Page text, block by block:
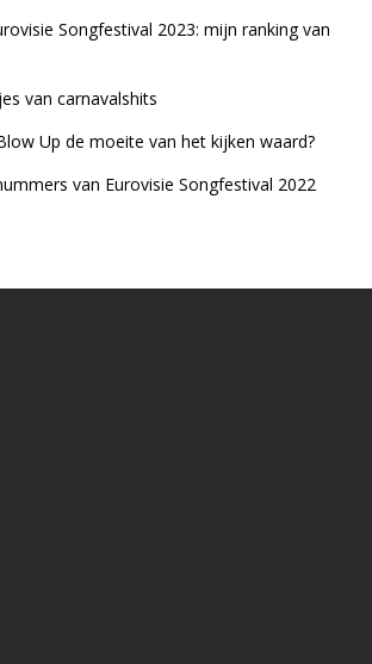
Songfestival 2023: mijn ranking van
van carnavalshits
Up de moeite van het kijken waard?
van Eurovisie Songfestival 2022